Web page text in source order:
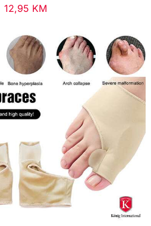
12,95 KM